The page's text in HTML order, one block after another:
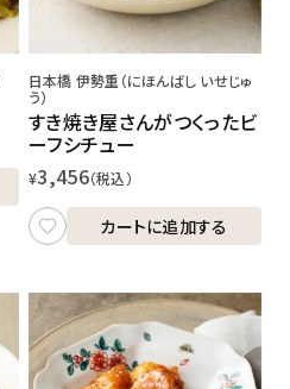
日本橋 伊勢重（にほんばし いせじゅ
う）
すき焼き屋さんがつくったビ
ーフシチュー
¥3,456（税込）
カートに追加する